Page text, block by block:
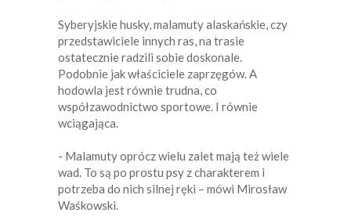
Syberyjskie husky, malamuty alaskańskie, czy
przedstawiciele innych ras, na trasie
ostatecznie radzili sobie doskonale.
Podobnie jak właściciele zaprzęgów. A
hodowla jest równie trudna, co
współzawodnictwo sportowe. I równie
wciągająca.
- Malamuty oprócz wielu zalet mają też wiele
wad. To są po prostu psy z charakterem i
potrzeba do nich silnej ręki – mówi Mirosław
Waśkowski.